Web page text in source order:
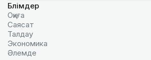
Бөлімдер
Оқиға
Саясат
Талдау
Экономика
Әлемде